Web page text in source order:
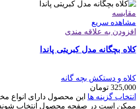
مقایسه
مشاهده سریع
افزودن به علاقه مندی
کلاه بچگانه مدل کبریتی پاندا
کلاه و دستکش بچه گانه
325,000 تومان
انتخاب گزینه ها این محصول دارای انواع
ممکن است در صفحه محصول انتخاب